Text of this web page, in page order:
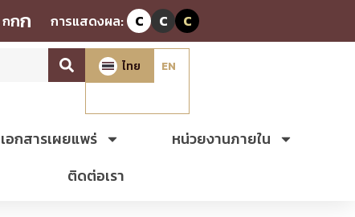
กกก การแสดงผล: C C C
ไทย EN
เอกสารเผยแพร่
หน่วยงานภายใน
ติดต่อเรา